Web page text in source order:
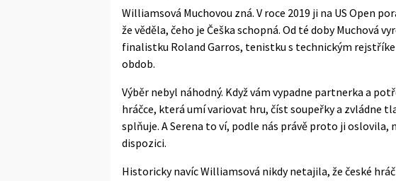
Williamsová Muchovou zná. V roce 2019 ji na US Open
že věděla, čeho je Češka schopná. Od té doby Muchová
finalistku Roland Garros, tenistku s technickým
obdob.
Výběr nebyl náhodný. Když vám vypadne partnerka a
hráčce, která umí variovat hru, číst soupeřky a zvládne
splňuje. A Serena to ví, podle nás právě proto ji oslovila,
dispozici.
Historicky navíc Williamsová nikdy netajila, že české